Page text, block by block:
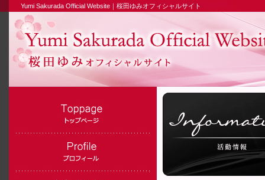
Yumi Sakurada Official Website｜桜田ゆみオフィシャルサイト